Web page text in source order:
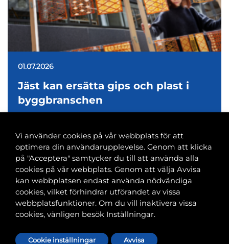
01.07.2026
Jäst kan ersätta gips och plast i
byggbranschen
Banvaktsgatan 2A, 00520 Helsingfors
040 585 2586
kansli@tfif.fi
Vi använder cookies på vår webbplats för att
optimera din användarupplevelse. Genom att klicka
på "Acceptera" samtycker du till att använda alla
cookies på vår webbplats. Genom att välja Avvisa
kan webbplatsen endast använda nödvändiga
cookies, vilket förhindrar utförandet av vissa
webbplatsfunktioner. Om du vill inaktivera vissa
cookies, vänligen besök Inställningar.
Cookie inställningar Avvisa